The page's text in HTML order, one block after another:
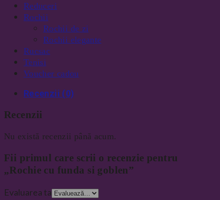
Reduceri
Rochii
Rochii de zi
Rochii elegante
Rucsac
Tenisi
Voucher cadou
Recenzii (0)
Recenzii
Nu există recenzii până acum.
Fii primul care scrii o recenzie pentru
„Rochie cu funda si goblen”
Evaluarea ta